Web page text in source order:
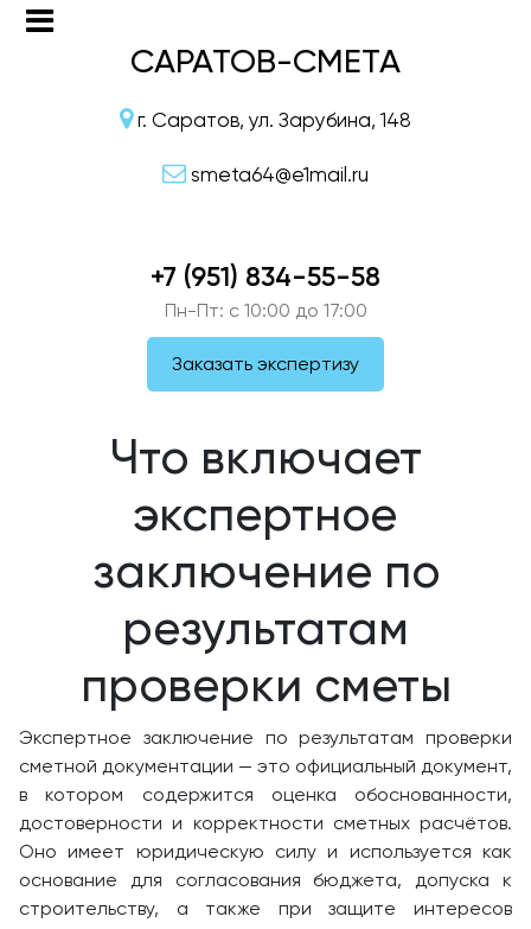
САРАТОВ-СМЕТА
г. Саратов, ул. Зарубина, 148
smeta64@e1mail.ru
+7 (951) 834-55-58
Пн-Пт: c 10:00 до 17:00
Заказать экспертизу
Что включает
экспертное
заключение по
результатам
проверки сметы
Экспертное заключение по результатам проверки
сметной документации — это официальный документ,
в котором содержится оценка обоснованности,
достоверности и корректности сметных расчётов.
Оно имеет юридическую силу и используется как
основание для согласования бюджета, допуска к
строительству, а также при защите интересов